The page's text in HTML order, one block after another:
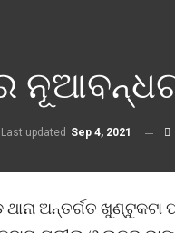
Last updated Sep 4, 2021
ଅନ୍ତର୍ଗତ ଖୁଣ୍ଟୁକଟା